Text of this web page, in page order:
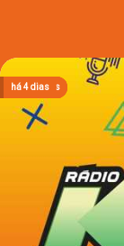
há 17 horas
há 17 horas
há 17 horas
há 17 horas
há 4 dias